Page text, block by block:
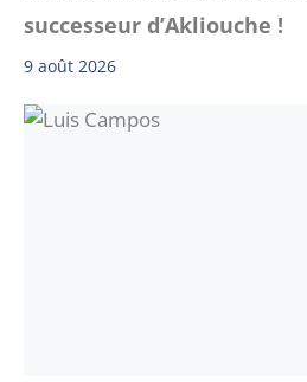
successeur d’Akliouche !
9 août 2026